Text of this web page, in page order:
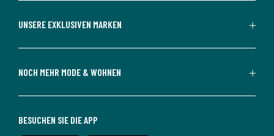
UNSERE EXKLUSIVEN MARKEN
NOCH MEHR MODE & WOHNEN
BESUCHEN SIE DIE APP